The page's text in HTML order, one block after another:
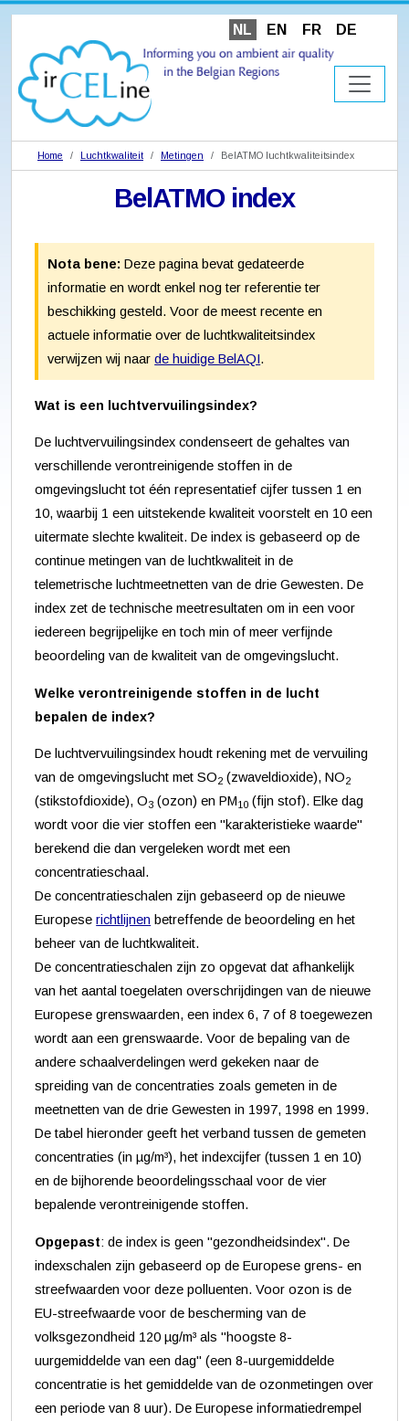
NL EN FR DE
Home Luchtkwaliteit Metingen BelATMO luchtkwaliteitsindex
BelATMO index
Nota bene: Deze pagina bevat gedateerde
informatie en wordt enkel nog ter referentie ter
beschikking gesteld. Voor de meest recente en
actuele informatie over de luchtkwaliteitsindex
verwijzen wij naarde huidige BelAQI.
Wat is een luchtvervuilingsindex?
De luchtvervuilingsindex condenseert de gehaltes van
verschillende verontreinigende stoffen in de
omgevingslucht tot één representatief cijfer tussen 1 en
10, waarbij 1 een uitstekende kwaliteit voorstelt en 10 een
uitermate slechte kwaliteit. De index is gebaseerd op de
continue metingen van de luchtkwaliteit in de
telemetrische luchtmeetnetten van de drie Gewesten. De
index zet de technische meetresultaten om in een voor
iedereen begrijpelijke en toch min of meer verfijnde
beoordeling van de kwaliteit van de omgevingslucht.
Welke verontreinigende stoffen in de lucht
bepalen de index?
De luchtvervuilingsindex houdt rekening met de vervuiling
van de omgevingslucht met SO2 (zwaveldioxide), NO2
(stikstofdioxide), O3 (ozon) en PM10 (fijn stof). Elke dag
wordt voor die vier stoffen een "karakteristieke waarde"
berekend die dan vergeleken wordt met een
concentratieschaal.
De concentratieschalen zijn gebaseerd op de nieuwe
Europeserichtlijnen betreffende de beoordeling en het
beheer van de luchtkwaliteit.
De concentratieschalen zijn zo opgevat dat afhankelijk
van het aantal toegelaten overschrijdingen van de nieuwe
Europese grenswaarden, een index 6, 7 of 8 toegewezen
wordt aan een grenswaarde. Voor de bepaling van de
andere schaalverdelingen werd gekeken naar de
spreiding van de concentraties zoals gemeten in de
meetnetten van de drie Gewesten in 1997, 1998 en 1999.
De tabel hieronder geeft het verband tussen de gemeten
concentraties (in µg/m³), het indexcijfer (tussen 1 en 10)
en de bijhorende beoordelingsschaal voor de vier
bepalende verontreinigende stoffen.
Opgepast: de index is geen "gezondheidsindex". De
indexschalen zijn gebaseerd op de Europese grens- en
streefwaarden voor deze polluenten. Voor ozon is de
EU-streefwaarde voor de bescherming van de
volksgezondheid 120 µg/m³ als "hoogste 8-
uurgemiddelde van een dag" (een 8-uurgemiddelde
concentratie is het gemiddelde van de ozonmetingen over
een periode van 8 uur). De Europese informatiedrempel